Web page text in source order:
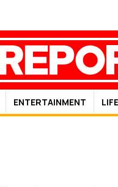
ENTERTAINMENT